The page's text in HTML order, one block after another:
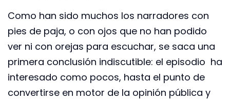
Como han sido muchos los narradores con
pies de paja, o con ojos que no han podido
ver ni con orejas para escuchar, se saca una
primera conclusión indiscutible: el episodio ha
interesado como pocos, hasta el punto de
convertirse en motor de la opinión pública y